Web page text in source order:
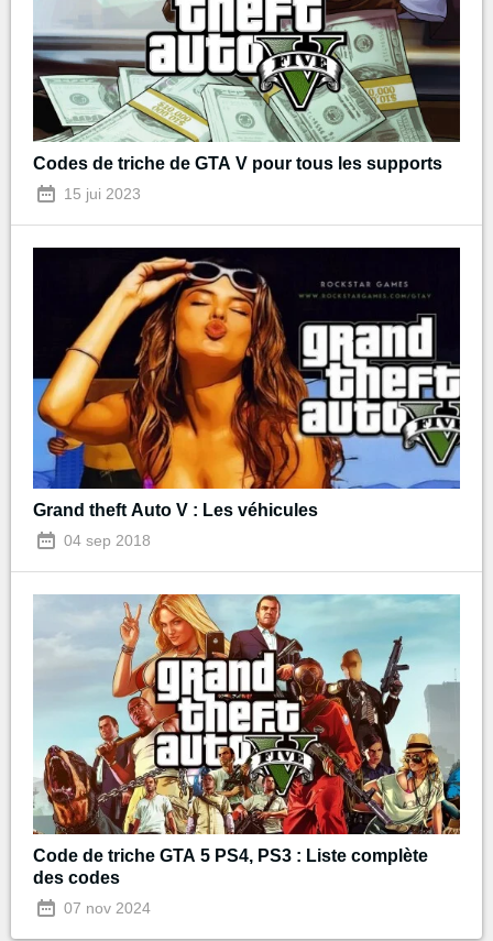
Codes de triche de GTA V pour tous les supports
15 jui 2023
Grand theft Auto V : Les véhicules
04 sep 2018
Code de triche GTA 5 PS4, PS3 : Liste complète
des codes
07 nov 2024